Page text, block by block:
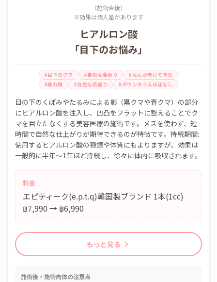
（施術直後）
※効果は個人差があります
ヒアルロン酸
「目下のお悩み」
#目下のクマ #自然な若返り
#なんか老けてきた
#疲れ顔
#自然な若返り #ダウンタイムほぼなし
目の下のくぼみやたるみによる影（黒クマや青クマ）の部分
にヒアルロン酸を注入し、凹凸をフラットに整えることでク
マを目立たなくする美容医療の施術です。メスを使わず、短
時間で自然な仕上がりが期待できるのが特徴です。持続期間:
使用するヒアルロン酸の種類や体質にもよりますが、効果は
一般的に半年〜1年ほど持続し、徐々に体内に吸収されます。
料金
エピティーク(e.p.t.q)韓国製ブランド 1本(1cc)
฿7,990 → ฿6,990
もっと見る
施術後・施術自体の注意点